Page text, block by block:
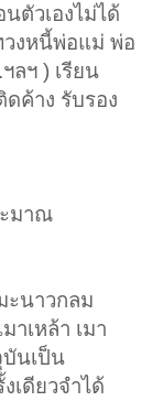
นตัวเองไม่ได้
งหนี้พ่อแม่ พ่อ
ฯ ) เรียน
ดค้าง รับรอง
มาณ
ะนาวกลม
าเหล้า เมา
นเป็น
เดียวจำได้